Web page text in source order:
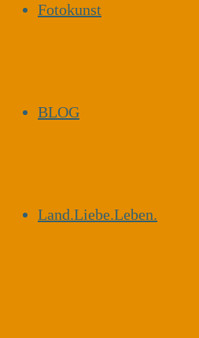
Fotokunst
BLOG
Land.Liebe.Leben.